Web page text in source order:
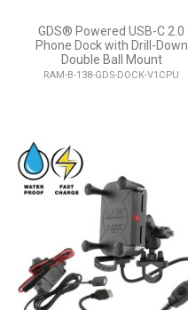
GDS® Powered USB-C 2.0
Phone Dock with Drill-Down
Double Ball Mount
RAM-B-138-GDS-DOCK-V1CPU